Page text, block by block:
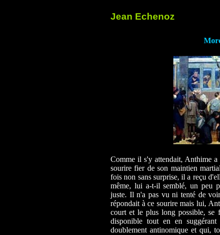
Jean Echenoz
Comme il s'y attendait, Anthime
sourire fier de son maintien
fois non sans surprise, il a reçu
même, lui a-t-il semblé, un peu
juste. Il n'a pas vu ni tenté de
répondait à ce sourire mais lui,
court et le plus long possible, se
disponible tout en en
doublement antinomique et qui,